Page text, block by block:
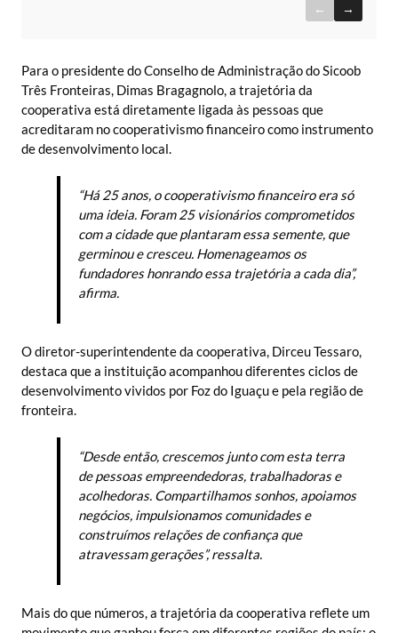
← →
Para o presidente do Conselho de Administração do Sicoob
Três Fronteiras, Dimas Bragagnolo, a trajetória da
cooperativa está diretamente ligada às pessoas que
acreditaram no cooperativismo financeiro como instrumento
de desenvolvimento local.
“Há 25 anos, o cooperativismo financeiro era só
uma ideia. Foram 25 visionários comprometidos
com a cidade que plantaram essa semente, que
germinou e cresceu. Homenageamos os
fundadores honrando essa trajetória a cada dia”,
afirma.
O diretor-superintendente da cooperativa, Dirceu Tessaro,
destaca que a instituição acompanhou diferentes ciclos de
desenvolvimento vividos por Foz do Iguaçu e pela região de
fronteira.
“Desde então, crescemos junto com esta terra
de pessoas empreendedoras, trabalhadoras e
acolhedoras. Compartilhamos sonhos, apoiamos
negócios, impulsionamos comunidades e
construímos relações de confiança que
atravessam gerações”, ressalta.
Mais do que números, a trajetória da cooperativa reflete um